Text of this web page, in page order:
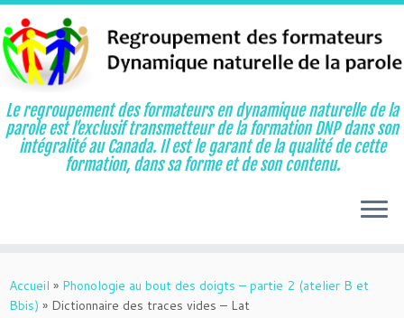
au
contenu
Le regroupement des formateurs en dynamique naturelle de la
parole est l’exclusif transmetteur de la formation DNP dans son
intégralité au Canada. Il est le garant de la qualité de cette
formation, dans sa forme et de son contenu.
Accueil » Phonologie au bout des doigts – partie 2 (atelier B et
Bbis) » Dictionnaire des traces vides – Lat